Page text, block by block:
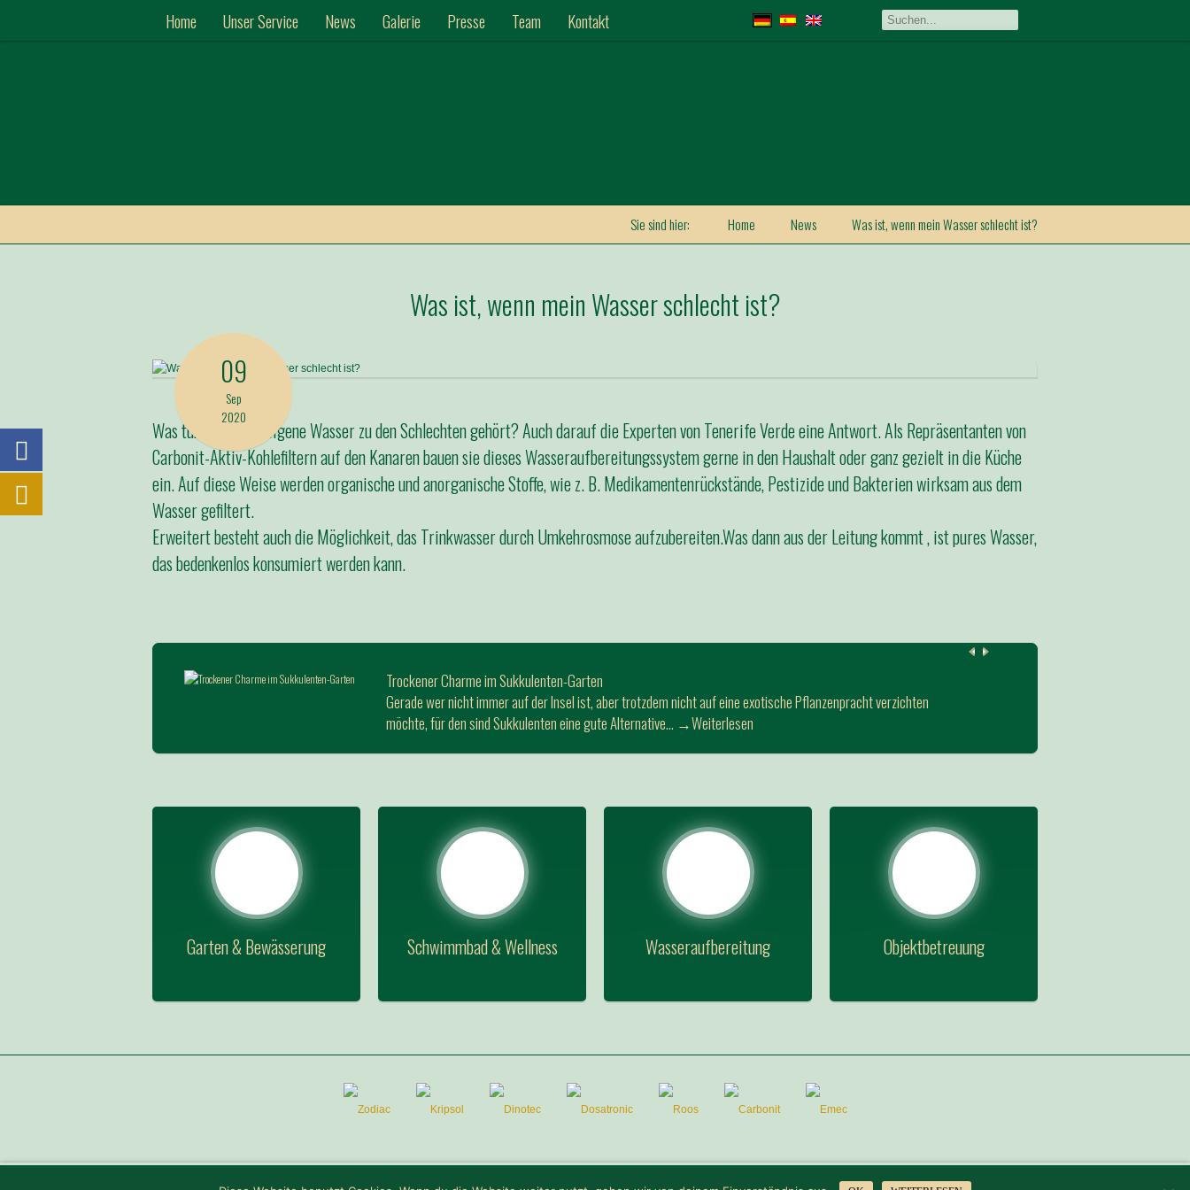
Home Unser Service News Galerie Presse Team Kontakt
Sie sind hier: Home News Was ist, wenn mein Wasser schlecht ist?
Was ist, wenn mein Wasser schlecht ist?
09
Sep
2020
Was tun, wenn das eigene Wasser zu den Schlechten gehört? Auch darauf die Experten von Tenerife Verde eine Antwort. Als Repräsentanten von
Carbonit-Aktiv-Kohlefiltern auf den Kanaren bauen sie dieses Wasseraufbereitungssystem gerne in den Haushalt oder ganz gezielt in die Küche
ein. Auf diese Weise werden organische und anorganische Stoffe, wie z. B. Medikamentenrückstände, Pestizide und Bakterien wirksam aus dem
Wasser gefiltert.
Erweitert besteht auch die Möglichkeit, das Trinkwasser durch Umkehrosmose aufzubereiten.Was dann aus der Leitung kommt , ist pures Wasser,
das bedenkenlos konsumiert werden kann.
Trockener Charme im Sukkulenten-Garten
Gerade wer nicht immer auf der Insel ist, aber trotzdem nicht auf eine exotische Pflanzenpracht verzichten
möchte, für den sind Sukkulenten eine gute Alternative… →Weiterlesen
Garten & Bewässerung Schwimmbad & Wellness Wasseraufbereitung Objektbetreuung